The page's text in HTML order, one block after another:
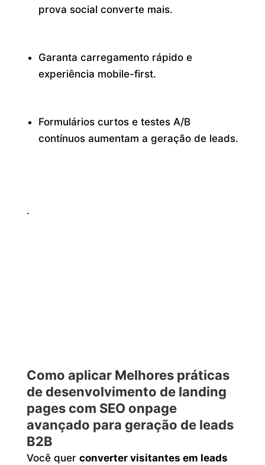
prova social converte mais.
Garanta carregamento rápido e
experiência mobile-first.
Formulários curtos e testes A/B
contínuos aumentam a geração de leads.
.
Como aplicar Melhores práticas
de desenvolvimento de landing
pages com SEO onpage
avançado para geração de leads
B2B
Você quer converter visitantes em leads